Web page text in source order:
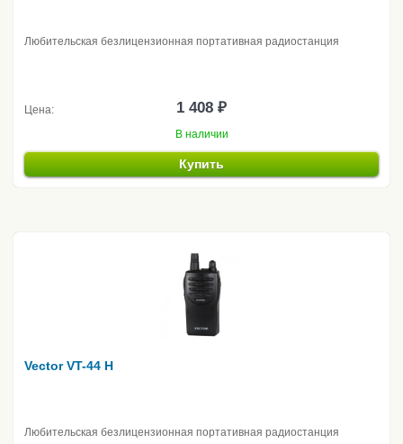
Любительская безлицензионная портативная радиостанция
Цена: 1 408 ₽
В наличии
Купить
Vector VT-44 H
Любительская безлицензионная портативная радиостанция